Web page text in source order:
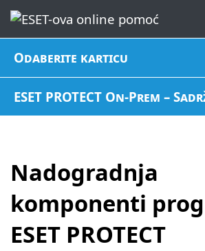
Odaberite karticu
ESET PROTECT On-Prem –
Nadogradnja
komponenti
ESET PROTECT